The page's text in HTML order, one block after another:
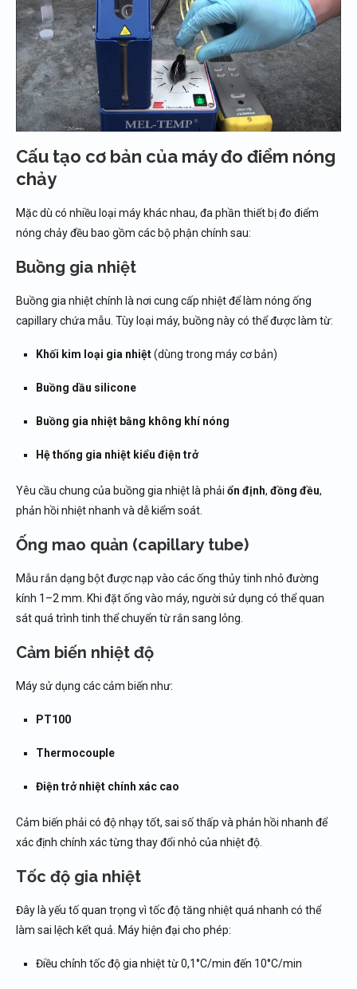
Cấu tạo cơ bản của máy đo điểm nóng
chảy
Mặc dù có nhiều loại máy khác nhau, đa phần thiết bị đo điểm
nóng chảy đều bao gồm các bộ phận chính sau:
Buồng gia nhiệt
Buồng gia nhiệt chính là nơi cung cấp nhiệt để làm nóng ống
capillary chứa mẫu. Tùy loại máy, buồng này có thể được làm từ:
Khối kim loại gia nhiệt(dùng trong máy cơ bản)
Buồng dầu silicone
Buồng gia nhiệt bằng không khí nóng
Hệ thống gia nhiệt kiểu điện trở
Yêu cầu chung của buồng gia nhiệt là phải ổn định, đồng đều,
phản hồi nhiệt nhanh và dễ kiểm soát.
Ống mao quản (capillary tube)
Mẫu rắn dạng bột được nạp vào các ống thủy tinh nhỏ đường
kính 1–2 mm. Khi đặt ống vào máy, người sử dụng có thể quan
sát quá trình tinh thể chuyển từ rắn sang lỏng.
Cảm biến nhiệt độ
Máy sử dụng các cảm biến như:
PT100
Thermocouple
Điện trở nhiệt chính xác cao
Cảm biến phải có độ nhạy tốt, sai số thấp và phản hồi nhanh để
xác định chính xác từng thay đổi nhỏ của nhiệt độ.
Tốc độ gia nhiệt
Đây là yếu tố quan trọng vì tốc độ tăng nhiệt quá nhanh có thể
làm sai lệch kết quả. Máy hiện đại cho phép:
Điều chỉnh tốc độ gia nhiệt từ 0,1°C/min đến 10°C/min